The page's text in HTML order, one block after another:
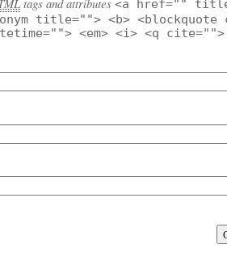
tags and attributes <a href=""
title=""> <b>
<em> <i> <q